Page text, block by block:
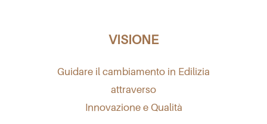
VISIONE
Guidare il cambiamento in Edilizia
attraverso
Innovazione e Qualità